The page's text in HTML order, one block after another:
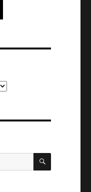
BUSCAR